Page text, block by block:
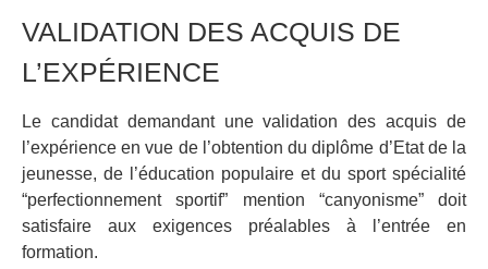
VALIDATION DES ACQUIS DE
L’EXPÉRIENCE
Le candidat demandant une validation des acquis de
l’expérience en vue de l’obtention du diplôme d’Etat de la
jeunesse, de l’éducation populaire et du sport spécialité
“perfectionnement sportif” mention “canyonisme” doit
satisfaire aux exigences préalables à l’entrée en
formation.